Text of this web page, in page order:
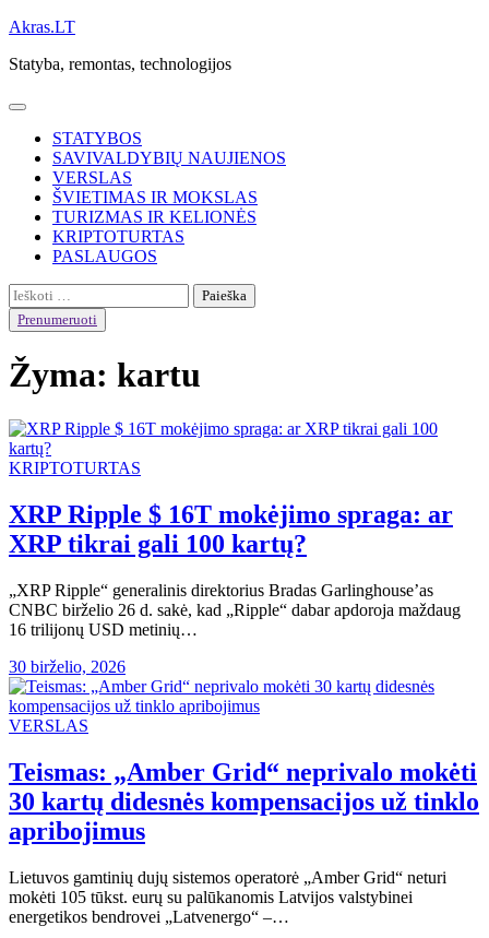
Skip
content
Akras.LT
Statyba, remontas, technologijos
STATYBOS
SAVIVALDYBIŲ NAUJIENOS
VERSLAS
ŠVIETIMAS IR MOKSLAS
TURIZMAS IR KELIONĖS
KRIPTOTURTAS
PASLAUGOS
Ieškoti:
Prenumeruoti
Žyma: kartu
KRIPTOTURTAS
XRP Ripple $ 16T mokėjimo spraga: ar
XRP tikrai gali 100 kartų?
„XRP Ripple“ generalinis direktorius Bradas Garlinghouse’as
CNBC birželio 26 d. sakė, kad „Ripple“ dabar apdoroja maždaug
16 trilijonų USD metinių…
30 birželio, 2026
VERSLAS
Teismas: „Amber Grid“ neprivalo mokėti
30 kartų didesnės kompensacijos už tinklo
apribojimus
Lietuvos gamtinių dujų sistemos operatorė „Amber Grid“ neturi
mokėti 105 tūkst. eurų su palūkanomis Latvijos valstybinei
energetikos bendrovei „Latvenergo“ –…